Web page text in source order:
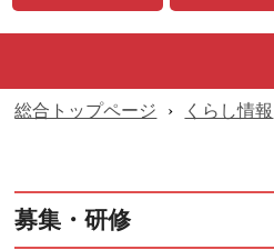
総合トップページ › くらし情報
募集・研修